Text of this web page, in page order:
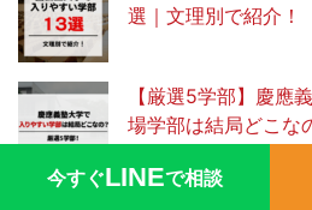
今すぐLINEで相談
選｜文理別で紹介！
【厳選5学部】慶應
場学部は結局どこな